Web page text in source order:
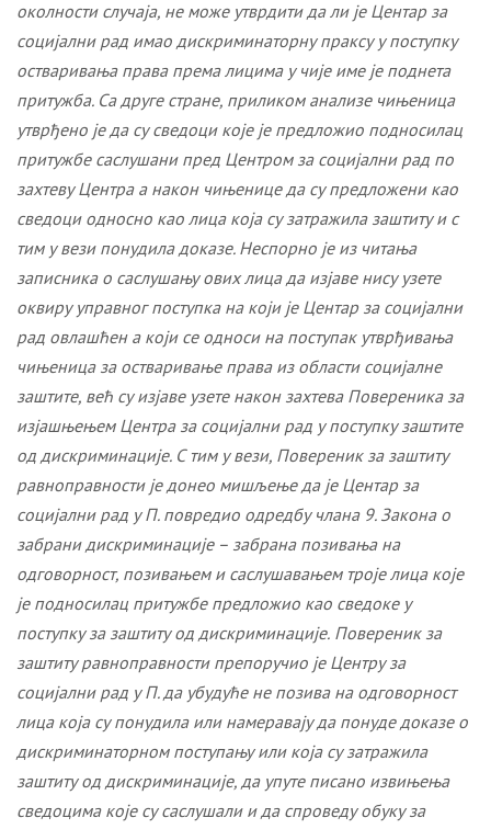
околности случаја, не може утврдити да ли је Центар за
социјални рад имао дискриминаторну праксу у поступку
остваривања права према лицима у чије име је поднета
притужба. Са друге стране, приликом анализе чињеница
утврђено је да су сведоци које је предложио подносилац
притужбе саслушани пред Центром за социјални рад по
захтеву Центра а након чињенице да су предложени као
сведоци односно као лица која су затражила заштиту и с
тим у вези понудила доказе. Неспорно је из читања
записника о саслушању ових лица да изјаве нису узете
оквиру управног поступка на који је Центар за социјални
рад овлашћен а који се односи на поступак утврђивања
чињеница за остваривање права из области социјалне
заштите, већ су изјаве узете након захтева Повереника за
изјашњењем Центра за социјални рад у поступку заштите
од дискриминације. С тим у вези, Повереник за заштиту
равноправности је донео мишљење да је Центар за
социјални рад у П. повредио одредбу члана 9. Закона о
забрани дискриминације – забрана позивања на
одговорност, позивањем и саслушавањем троје лица које
је подносилац притужбе предложио као сведоке у
поступку за заштиту од дискриминације. Повереник за
заштиту равноправности препоручио је Центру за
социјални рад у П.даубудуће не позива на одговорност
лица која су понудила или намеравају да понуде доказе о
дискриминаторном поступању или која су затражила
заштиту од дискриминације, да упуте писано извињења
сведоцима које су саслушали и даспроведу обуку за